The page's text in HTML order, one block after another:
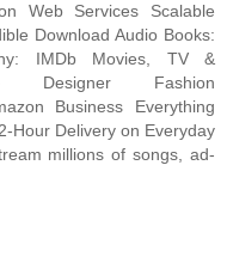
Web Services Scalable
Download Audio Books:
IMDb Movies, TV &
Designer Fashion
Business Everything
Hour Delivery on Everyday
millions of songs, ad-